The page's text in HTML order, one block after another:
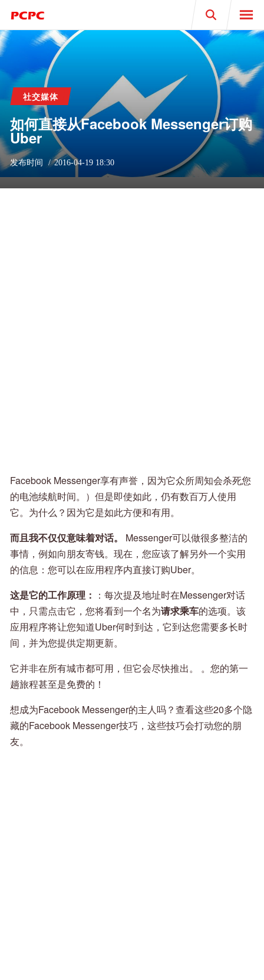
Search
社交媒体
如何直接从Facebook Messenger订购
Uber
发布时间 2016-04-19 18:30
Facebook Messenger享有声誉，因为它众所周知会杀死您
的电池续航时间。）但是即使如此，仍有数百万人使用
它。为什么？因为它是如此方便和有用。
而且我不仅仅意味着对话。
Messenger可以做很多整洁的
事情，例如向朋友寄钱。现在，您应该了解另外一个实用
的信息：您可以在应用程序内直接订购Uber。
这是它的工作原理： ：每次提及地址时在Messenger对话
中，只需点击它，您将看到一个名为请求乘车的选项。该
应用程序将让您知道Uber何时到达，它到达您需要多长时
间，并为您提供定期更新。
它并非在所有城市都可用，但它会尽快推出。 。您的第一
趟旅程甚至是免费的！
想成为Facebook Messenger的主人吗？查看这些20多个隐
藏的Facebook Messenger技巧，这些技巧会打动您的朋
友。